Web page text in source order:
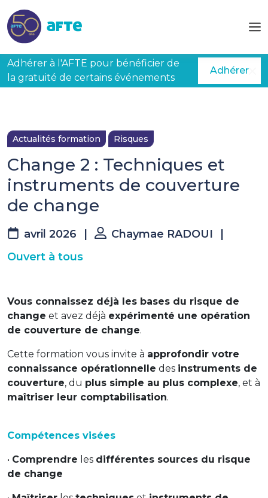
Adhérer à l'AFTE pour bénéficier de
la gratuité de certains événements
Adhérer
Actualités formation Risques
Change 2 : Techniques et
instruments de couverture
de change
avril 2026 Chaymae RADOUI
Ouvert à tous
Vous connaissez déjà les bases du risque de
change et avez déjà expérimenté une opération
de couverture de change.
Cette formation vous invite à approfondir votre
connaissance opérationnelle des instruments de
couverture, du plus simple au plus complexe, et à
maîtriser leur comptabilisation.
Compétences visées
• Comprendre les différentes sources du risque
de change